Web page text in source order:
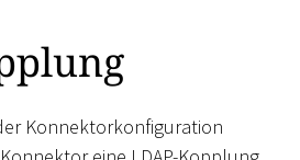
Konnektorkonfiguration